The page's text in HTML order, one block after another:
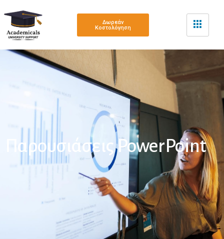
Δωρεάν
Κοστολόγηση
Παρουσιάσεις PowerPoint